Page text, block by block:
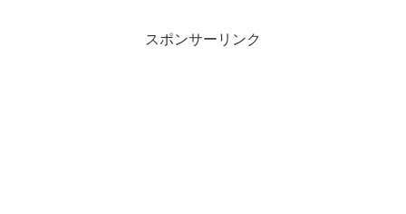
スポンサーリンク